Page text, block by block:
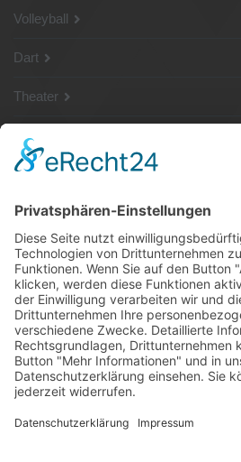
Volleyball
Dart
Theater
SG Shop
Sponsoren
Kontakt
Social Media
Rechtliches